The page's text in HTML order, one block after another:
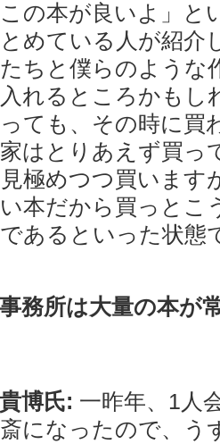
の本が良いよ」と
めている人が紹介
ちと僕らのような
れるところかもし
ても、その時に買
はとりあえず買っ
極めつつ買います
本だから買っとこ
あるといった状態
所は大量の本が
博氏: 一昨年、1人
になったので、う